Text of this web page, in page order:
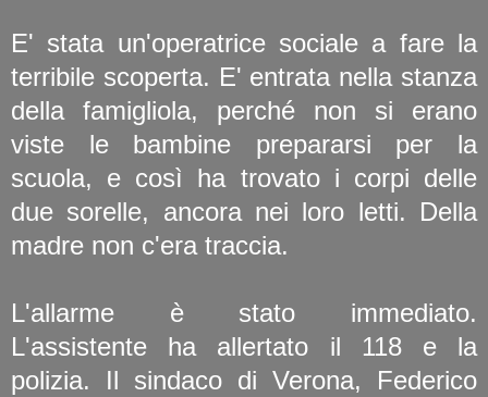
E' stata un'operatrice sociale a fare la
terribile scoperta. E' entrata nella stanza
della famigliola, perché non si erano
viste le bambine prepararsi per la
scuola, e così ha trovato i corpi delle
due sorelle, ancora nei loro letti. Della
madre non c'era traccia.
L'allarme è stato immediato.
L'assistente ha allertato il 118 e la
polizia. Il sindaco di Verona, Federico